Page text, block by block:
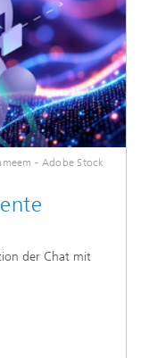
- Adobe Stock
der Chat mit